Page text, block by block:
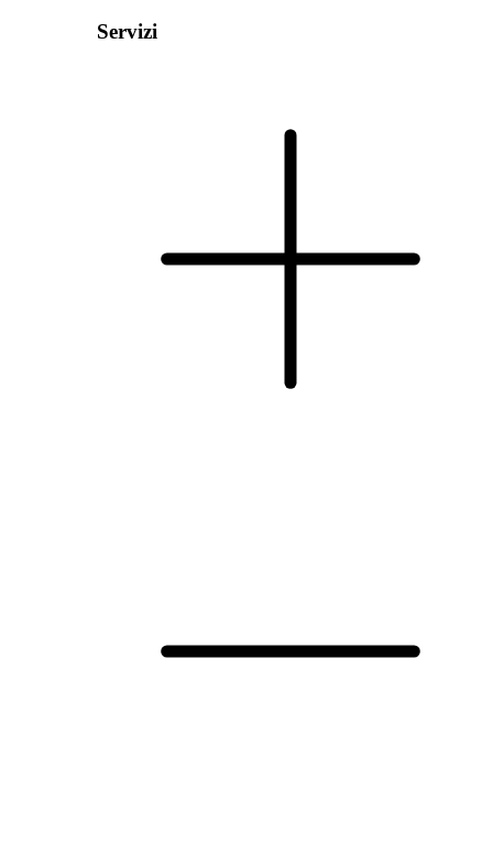
Servizi